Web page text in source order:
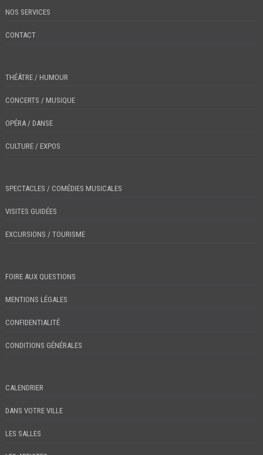
NOS SERVICES
CONTACT
THÉÂTRE / HUMOUR
CONCERTS / MUSIQUE
OPÉRA / DANSE
CULTURE / EXPOS
SPECTACLES / COMÉDIES MUSICALES
VISITES GUIDÉES
EXCURSIONS / TOURISME
FOIRE AUX QUESTIONS
MENTIONS LÉGALES
CONFIDENTIALITÉ
CONDITIONS GÉNÉRALES
CALENDRIER
DANS VOTRE VILLE
LES SALLES